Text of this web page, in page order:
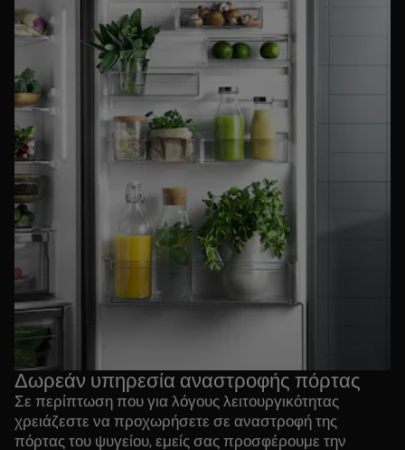
Δωρεάν υπηρεσία αναστροφής πόρτας
Σε περίπτωση που για λόγους λειτουργικότητας
χρειάζεστε να προχωρήσετε σε αναστροφή της
πόρτας του ψυγείου, εμείς σας προσφέρουμε την